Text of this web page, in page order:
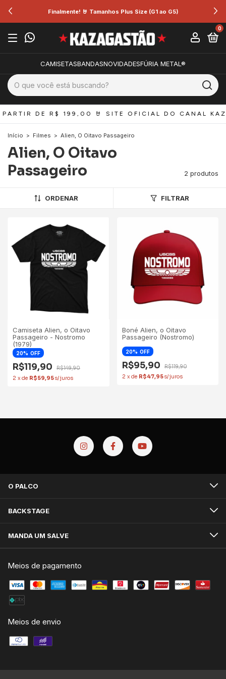
Finalmente! 🤘 Tamanhos Plus Size (G1 ao G5)
0
CAMISETASBANDASNOVIDADESFÚRIA METAL®
DE R$ 199,00 🤘 SITE OFICIAL DO CANAL
Início > Filmes > Alien, O Oitavo Passageiro
Alien, O Oitavo
Passageiro
2 produtos
ORDENAR FILTRAR
Camiseta Alien, o Oitavo
Passageiro - Nostromo
(1979)
20 OFF
R$119,90
R$149,90
2 x de R$59,95
Boné Alien, o Oitavo
Passageiro (Nostromo)
20 OFF
R$95,90
R$119,90
2 x de R$47,95
O PALCO
BACKSTAGE
MANDA UM SALVE
Meios de pagamento
Meios de envio